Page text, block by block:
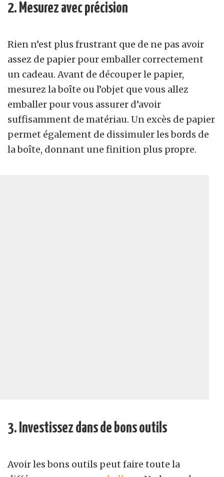
2. Mesurez avec précision
Rien n’est plus frustrant que de ne pas avoir
assez de papier pour emballer correctement
un cadeau. Avant de découper le papier,
mesurez la boîte ou l’objet que vous allez
emballer pour vous assurer d’avoir
suffisamment de matériau. Un excès de papier
permet également de dissimuler les bords de
la boîte, donnant une finition plus propre.
3. Investissez dans de bons outils
Avoir les bons outils peut faire toute la